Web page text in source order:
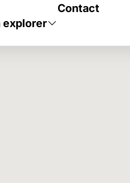
explorer
Contact